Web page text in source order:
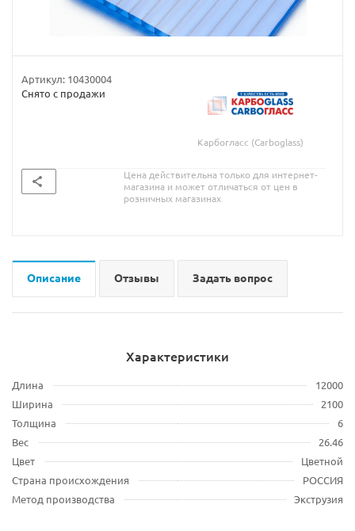
Артикул: 10430004
Снято с продажи
Карбогласс (Carboglass)
Цена действительна только для интернет-
магазина и может отличаться от цен в
розничных магазинах
Описание Отзывы Задать вопрос
Характеристики
Длина
12000
Ширина
2100
Толщина
6
Вес
26.46
Цвет
Цветной
Страна происхождения
РОССИЯ
Метод производства
Экструзия